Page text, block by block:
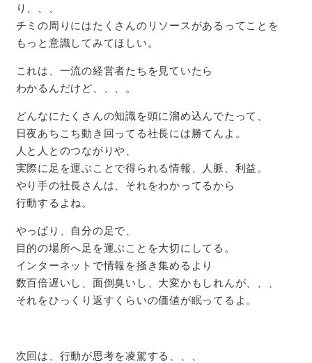
り、、、
チミの周りにはたくさんのリソースがあるってことを
もっと意識してみてほしい。
これは、一流の経営者たちを見ていたら
わかるんだけど、、、。
どんなにたくさんの知識を頭に溜め込んでたって、
日夜あちこち動き回ってる社長には勝てんよ。
人と人とのつながりや、
実際に足を運ぶことで得られる情報、人脈、利益。
やり手の社長さんは、それをわかってるから
行動するよね。
やっぱり、自分の足で、
目的の場所へ足を運ぶことを大切にしてる。
インターネットで情報を掻き集めるより
数百倍遅いし、面倒臭いし、大変かもしれんが、、、
それをひっくり返すくらいの価値が眠ってるよ。
次回は、行動が思考を凌駕する、、、